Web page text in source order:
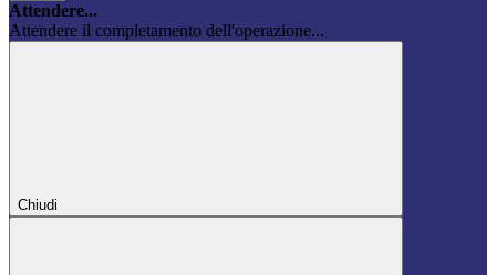
Attendere...
Attendere il completamento dell'operazione...
Chiudi